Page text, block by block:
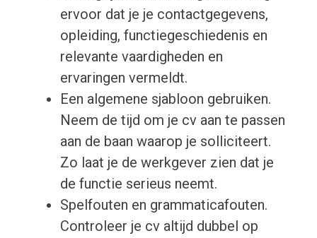
ervoor dat je je contactgegevens,
opleiding, functiegeschiedenis en
relevante vaardigheden en
ervaringen vermeldt.
Een algemene sjabloon gebruiken.
Neem de tijd om je cv aan te passen
aan de baan waarop je solliciteert.
Zo laat je de werkgever zien dat je
de functie serieus neemt.
Spelfouten en grammaticafouten.
Controleer je cv altijd dubbel op